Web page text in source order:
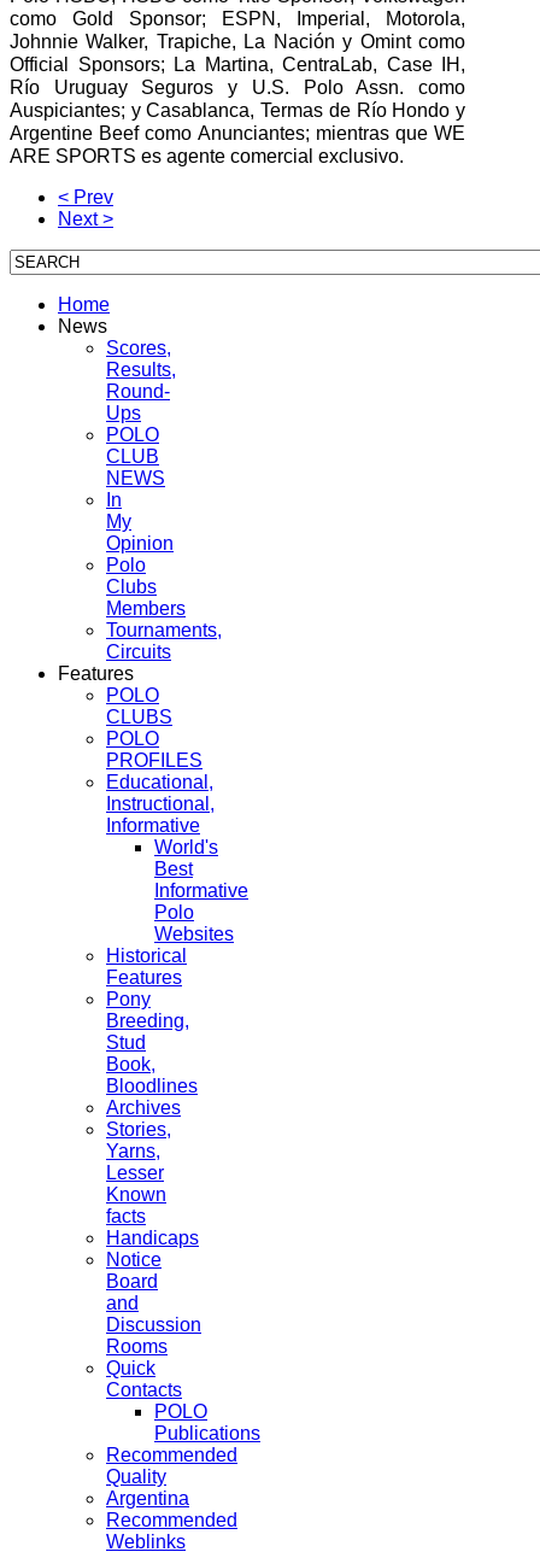
como Gold Sponsor; ESPN, Imperial, Motorola,
Johnnie Walker, Trapiche, La Nación y Omint como
Official Sponsors; La Martina, CentraLab, Case IH,
Río Uruguay Seguros y U.S. Polo Assn. como
Auspiciantes; y Casablanca, Termas de Río Hondo y
Argentine Beef como Anunciantes; mientras que WE
ARE SPORTS es agente comercial exclusivo.
< Prev
Next >
Home
News
Scores,
Results,
Round-
Ups
POLO
CLUB
NEWS
In
My
Opinion
Polo
Clubs
Members
Tournaments,
Circuits
Features
POLO
CLUBS
POLO
PROFILES
Educational,
Instructional,
Informative
World's
Best
Informative
Polo
Websites
Historical
Features
Pony
Breeding,
Stud
Book,
Bloodlines
Archives
Stories,
Yarns,
Lesser
Known
facts
Handicaps
Notice
Board
and
Discussion
Rooms
Quick
Contacts
POLO
Publications
Recommended
Quality
Argentina
Recommended
Weblinks